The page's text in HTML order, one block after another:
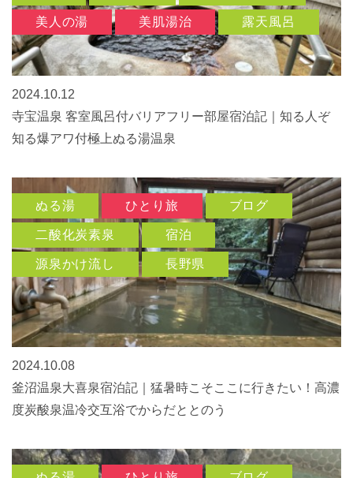
美人の湯 美肌湯治 露天風呂
2024.10.12
寺宝温泉 客室風呂付バリアフリー部屋宿泊記｜知る人ぞ
知る爆アワ付極上ぬる湯温泉
ぬる湯 ひとり旅 ブログ
二酸化炭素泉 宿泊
源泉かけ流し 長野県
2024.10.08
釜沼温泉大喜泉宿泊記｜猛暑時こそここに行きたい！高濃
度炭酸泉温冷交互浴でからだととのう